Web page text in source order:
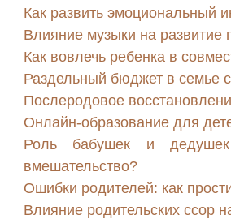
Как развить эмоциональный
Влияние музыки на
Как вовлечь ребенка в
Раздельный бюджет в семье
Послеродовое
Онлайн-образование для
Роль бабушек и
вмешательство?
Ошибки родителей: как
Влияние родительских ссор